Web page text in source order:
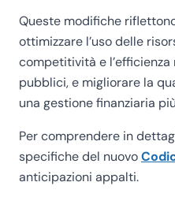
Queste modifiche
ottimizzare l’uso delle
competitività e
pubblici, e migliorare la
una gestione finanziaria
Per comprendere in
specifiche del nuovo
anticipazioni appalti.